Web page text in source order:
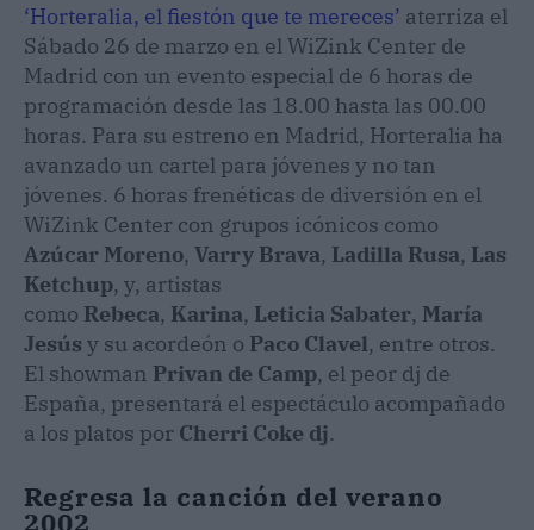
‘Horteralia, el fiestón que te mereces’ aterriza el
Sábado 26 de marzo en el WiZink Center de
Madrid con un evento especial de 6 horas de
programación desde las 18.00 hasta las 00.00
horas. Para su estreno en Madrid, Horteralia ha
avanzado un cartel para jóvenes y no tan
jóvenes. 6 horas frenéticas de diversión en el
WiZink Center con grupos icónicos como
Azúcar Moreno, Varry Brava, Ladilla Rusa, Las
Ketchup, y, artistas
como Rebeca, Karina, Leticia Sabater, María
Jesús y su acordeón o Paco Clavel, entre otros.
El showman Privan de Camp, el peor dj de
España, presentará el espectáculo acompañado
a los platos por Cherri Coke dj.
Regresa la canción del verano
2002